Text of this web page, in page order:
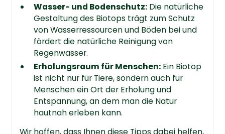
Wasser- und Bodenschutz:Die natürliche
Gestaltung des Biotops trägt zum Schutz
von Wasserressourcen und Böden bei und
fördert die natürliche Reinigung von
Regenwasser.
Erholungsraum für Menschen:Ein Biotop
ist nicht nur für Tiere, sondern auch für
Menschen ein Ort der Erholung und
Entspannung, an dem man die Natur
hautnah erleben kann.